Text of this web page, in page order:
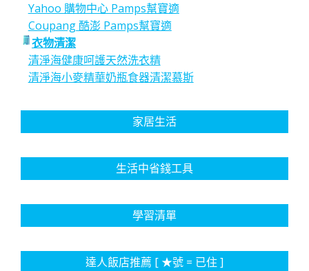
Yahoo 購物中心 Pamps幫寶適
Coupang 酷澎 Pamps幫寶適
衣物清潔
清淨海健康呵護天然洗衣精
清淨海小麥精華奶瓶食器清潔慕斯
家居生活
生活中省錢工具
學習清單
達人飯店推薦 [ ★號 = 已住 ]